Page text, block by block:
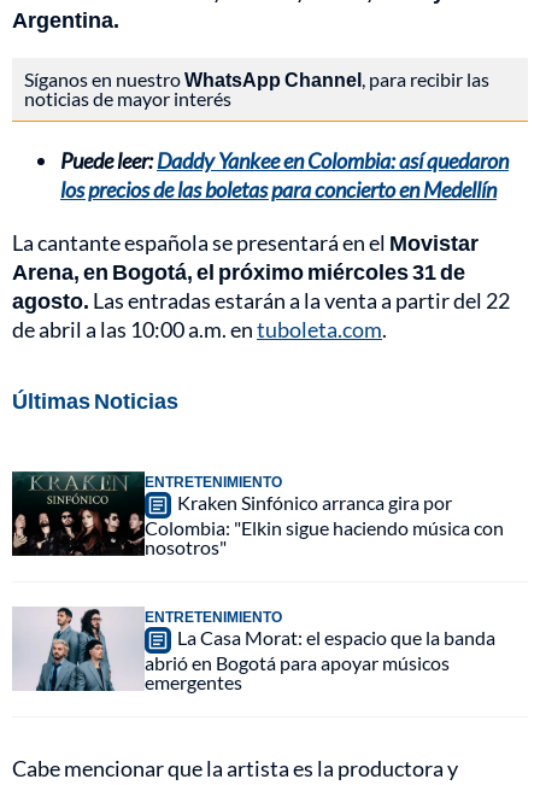
Argentina.
Síganos en nuestroWhatsApp Channel, para recibir las
noticias de mayor interés
Puede leer:Daddy Yankee en Colombia: así quedaron
los precios de las boletas para concierto en Medellín
La cantante española se presentará en el Movistar
Arena, en Bogotá, el próximo miércoles 31 de
agosto. Las entradas estarán a la venta a partir del 22
de abril a las 10:00 a.m. entuboleta.com.
Últimas Noticias
ENTRETENIMIENTO
Kraken Sinfónico arranca gira por
Colombia: "Elkin sigue haciendo música con
nosotros"
ENTRETENIMIENTO
La Casa Morat: el espacio que la banda
abrió en Bogotá para apoyar músicos
emergentes
Cabe mencionar que la artista es la productora y